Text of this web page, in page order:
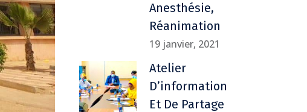
Anesthésie,
Réanimation
19 janvier, 2021
Atelier
D’information
Et De Partage